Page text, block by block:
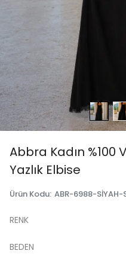
Abbra Kadın %100
Yazlık Elbise
Ürün Kodu: ABR-6988-SİYAH-
RENK
BEDEN